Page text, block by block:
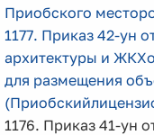
Приобского
1177. Приказ 42-ун
архитектуры и
для размещения
1176. Приказ 41-ун